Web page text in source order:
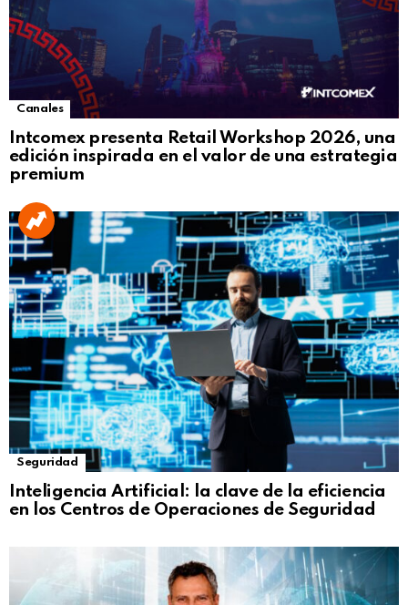
Canales
Intcomex presenta Retail Workshop 2026, una
edición inspirada en el valor de una estrategia
premium
Seguridad
Inteligencia Artificial: la clave de la eficiencia
en los Centros de Operaciones de Seguridad